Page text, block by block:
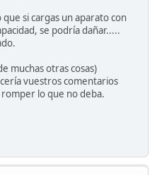
si cargas un aparato con
se podría dañar.....
muchas otras cosas)
vuestros comentarios
lo que no deba.